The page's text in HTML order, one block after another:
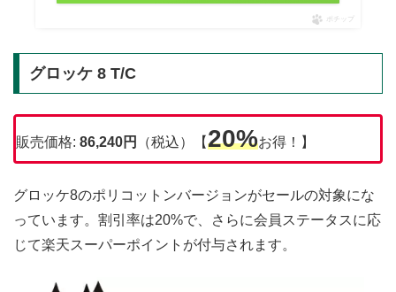
ポチップ
グロッケ 8 T/C
販売価格: 86,240円 （税込）【20%お得！】
グロッケ8のポリコットンバージョンがセールの対象にな
っています。割引率は20%で、さらに会員ステータスに応
じて楽天スーパーポイントが付与されます。